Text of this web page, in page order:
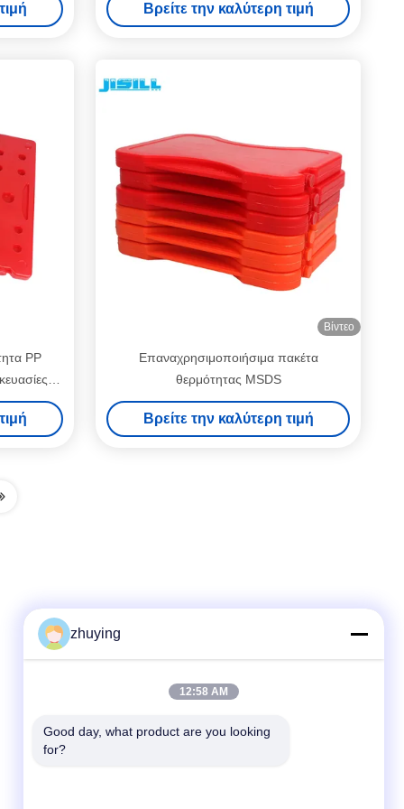
Βρείτε την καλύτερη τιμή
PP
χρώμα
Βίντεο
Επαναχρησιμοποιήσιμα πακέτα
θερμότητας MSDS
Βρείτε την καλύτερη τιμή
Γρήγορη επαφή
τηλ
zhuying
12:58 AM
Good day, what product are you looking
for?